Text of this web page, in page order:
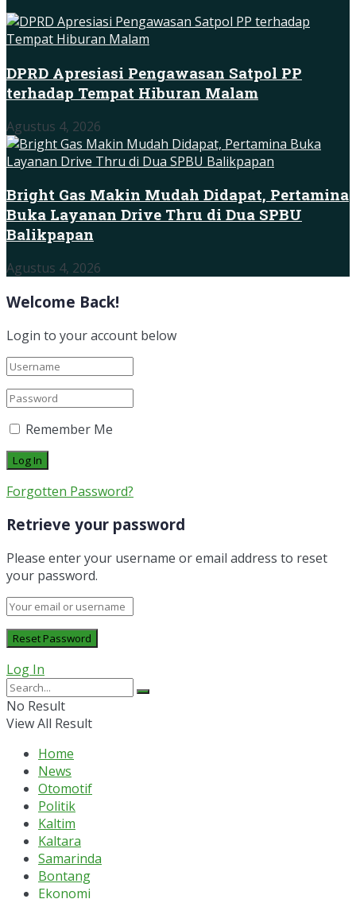
DPRD Apresiasi Pengawasan Satpol PP
terhadap Tempat Hiburan Malam
Agustus 4, 2026
Bright Gas Makin Mudah Didapat, Pertamina
Buka Layanan Drive Thru di Dua SPBU
Balikpapan
Agustus 4, 2026
Welcome Back!
Login to your account below
Remember Me
Forgotten Password?
Retrieve your password
Please enter your username or email address to reset
your password.
Log In
No Result
View All Result
Home
News
Otomotif
Politik
Kaltim
Kaltara
Samarinda
Bontang
Ekonomi